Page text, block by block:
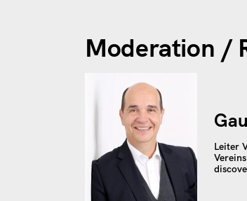
Moderation /
Leiter